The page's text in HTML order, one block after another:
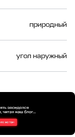
природный
угол наружный